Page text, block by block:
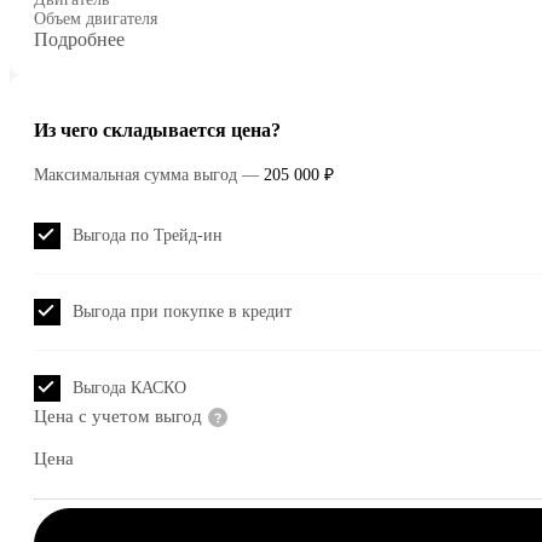
Объем двигателя
Подробнее
Из чего складывается цена?
Максимальная сумма выгод — 205 000 ₽
Выгода по Трейд-ин
Выгода при покупке в кредит
Выгода КАСКО
Цена с учетом выгод
Цена